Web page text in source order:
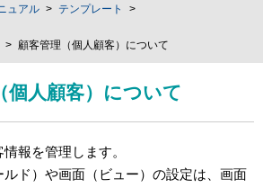
ュアル テンプレート
顧客管理（個人顧客）について
個人顧客）について
報を管理します。
ド）や画面（ビュー）の設定は、画面